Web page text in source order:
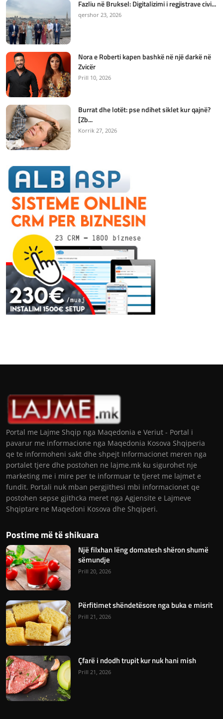
Fazliu në Bruksel: Digitalizimi i regjistrave civi...
qershor 23, 2026
Nora e Roberti kapen bashkë në një darkë në
Zvicër
Prill 10, 2026
Burrat dhe lotët: pse ndihet siklet kur qajnë?
[Zb...
Korrik 27, 2026
Portal me Lajme Shqip nga Maqedonia e Veriut - Portal i
pavarur me informacione nga Maqedonia Kosova Shqiperia
qe te informoheni sakt dhe shpejt Informacionet meren nga
portalet tjere dhe postohen ne lajme.mk ku sigurohet nje
marketing me i mire per te informuar te tjeret me lajmet e
fundit. Portali nuk mban pergjithesi mbi informacionet qe
postohen sepse gjithcka meret nga Agjensite e Lajmeve
Shqiptare ne Maqedoni Kosova dhe Shqiperi.
Postime më të shikuara
Një filxhan lëng domatesh shëron shumë
sëmundje
Prill 20, 2026
Përfitimet shëndetësore nga buka e misrit
Prill 21, 2026
Çfarë i ndodh trupit kur nuk hani mish
Prill 21, 2026